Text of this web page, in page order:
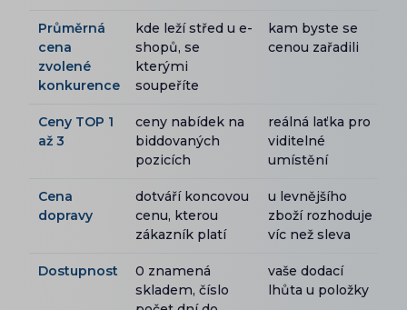
Průměrná
cena
zvolené
konkurence
kde leží střed u e-
shopů, se
kterými
soupeříte
kam byste se
cenou zařadili
Ceny TOP 1
až 3
ceny nabídek na
biddovaných
pozicích
reálná laťka pro
viditelné
umístění
Cena
dopravy
dotváří koncovou
cenu, kterou
zákazník platí
u levnějšího
zboží rozhoduje
víc než sleva
Dostupnost
0 znamená
skladem, číslo
vaše dodací
lhůta u položky